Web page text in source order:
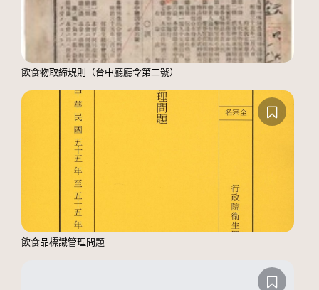
飲食物取締規則（台中廳廳令第二號）
飲食品標識管理問題